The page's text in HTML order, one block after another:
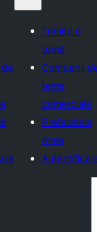
de
Trimite o
temă
Companii
teme
comerciale
Preferatele
mele